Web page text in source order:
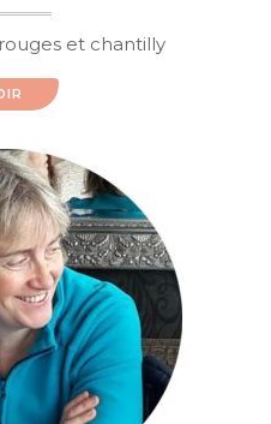
et chantilly